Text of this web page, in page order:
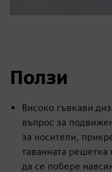
Ползи
Високо гъвкави
въпрос за
за носители,
таванната
да се побере